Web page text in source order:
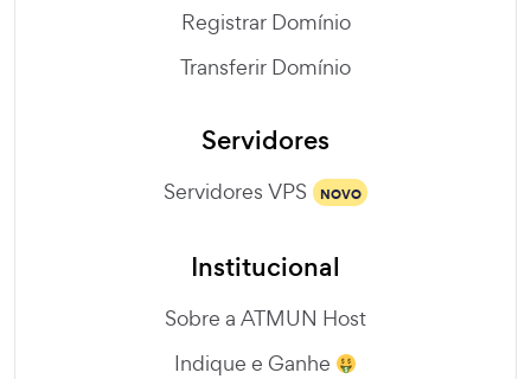
Registrar Domínio
Transferir Domínio
Servidores
Servidores VPS NOVO
Institucional
Sobre a ATMUN Host
Indique e Ganhe